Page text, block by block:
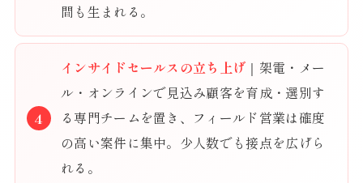
間も生まれる。
インサイドセールスの立ち上げ ｜架電・メー
ル・オンラインで見込み顧客を育成・選別す
る専門チームを置き、フィールド営業は確度
の高い案件に集中。少人数でも接点を広げら
れる。